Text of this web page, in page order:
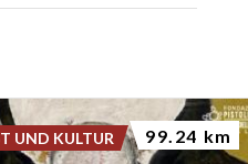
UND KULTUR 99.24 km